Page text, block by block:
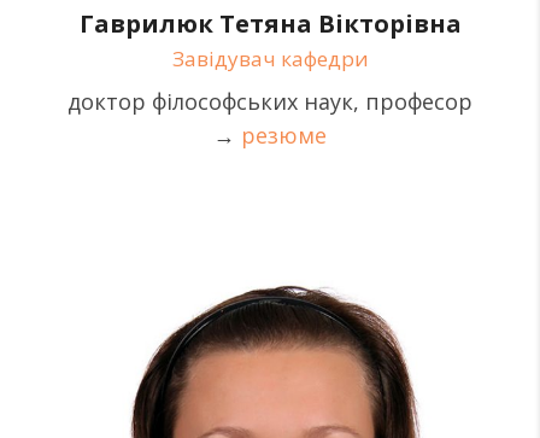
Гаврилюк Тетяна Вікторівна
Завідувач кафедри
доктор філософських наук, професор
→ резюме